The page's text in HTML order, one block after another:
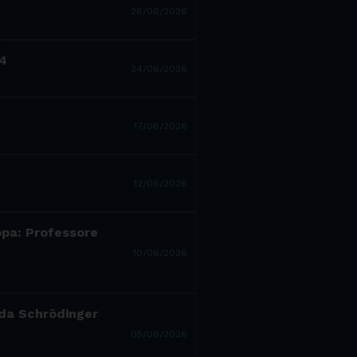
Professore
Schrödinger